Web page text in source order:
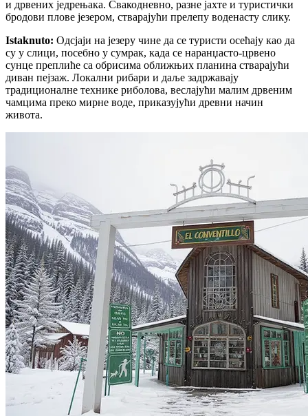
и дрвених једрењака. Свакодневно, разне јахте и туристички
бродови плове језером, стварајући прелепу воденасту слику.
Istaknuto: Одсјаји на језеру чине да се туристи осећају као да
су у слици, посебно у сумрак, када се наранџасто-црвено
сунце преплиће са обрисима оближњих планина стварајући
диван пејзаж. Локални рибари и даље задржавају
традиционалне технике риболова, веслајући малим дрвеним
чамцима преко мирне воде, приказујући древни начин
живота.